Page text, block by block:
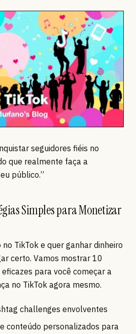
seguidores fiéis no
que realmente faça a
público.”
Simples para Monetizar
TikTok e quer ganhar dinheiro
certo. Vamos mostrar 10
para você começar a
no TikTok agora mesmo.
challenges envolventes
conteúdo personalizados para